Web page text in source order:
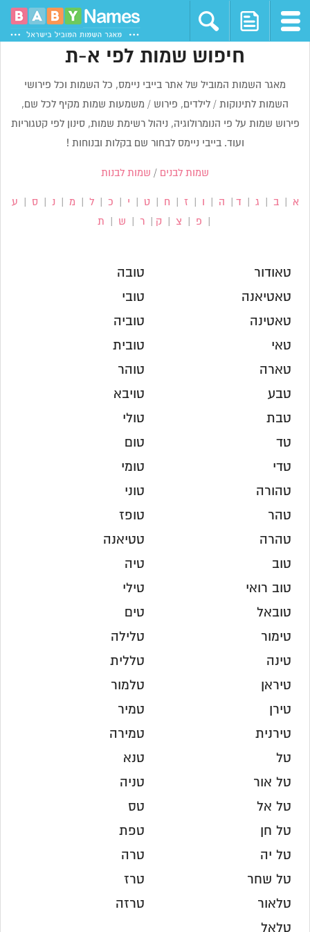
חיפוש שמות לפי א-ת
מאגר השמות המוביל של אתר בייבי ניימס, כל השמות וכל פירושי
השמות לתינוקות / לילדים, פירוש / משמעות שמות מקיף לכל שם,
פירוש שמות על פי הנומרולוגיה, ניהול רשימת שמות, סינון לפי קטגוריות
ועוד. בייבי ניימס לבחור שם בקלות ובנוחות !
שמות לבנים / שמות לבנות
א |ב ג |ד ה |ז ח |ט י כ |ל מ נ ס ע
פ צ |ק |ר ש ת
טאודור
טאטיאנה
טאטינה
טאי
טארה
טבע
טבת
טד
טדי
טהורה
טהר
טהרה
טוב
טוב רואי
טובאל
טובה
טובי
טוביה
טובית
טוהר
טויבא
טולי
טום
טומי
טוני
טופז
טטיאנה
טיה
טילי
טים
טימור
טינה
טיראן
טירן
טירנית
טל
טל אור
טל אל
טל חן
טל יה
טל שחר
טלאור
טלאל
טלילה
טללית
טלמור
טמיר
טמירה
טנא
טניה
טס
טפת
טרה
טרז
טרזה